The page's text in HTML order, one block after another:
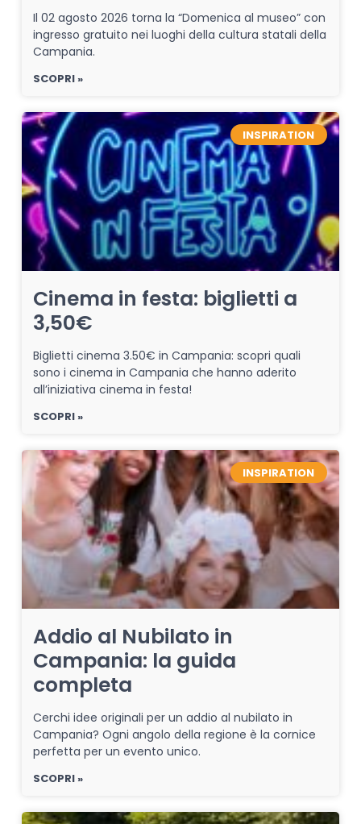
Il 02 agosto 2026 torna la “Domenica al museo” con
ingresso gratuito nei luoghi della cultura statali della
Campania.
SCOPRI »
INSPIRATION
Cinema in festa: biglietti a
3,50€
Biglietti cinema 3.50€ in Campania: scopri quali
sono i cinema in Campania che hanno aderito
all’iniziativa cinema in festa!
SCOPRI »
INSPIRATION
Addio al Nubilato in
Campania: la guida
completa
Cerchi idee originali per un addio al nubilato in
Campania? Ogni angolo della regione è la cornice
perfetta per un evento unico.
SCOPRI »